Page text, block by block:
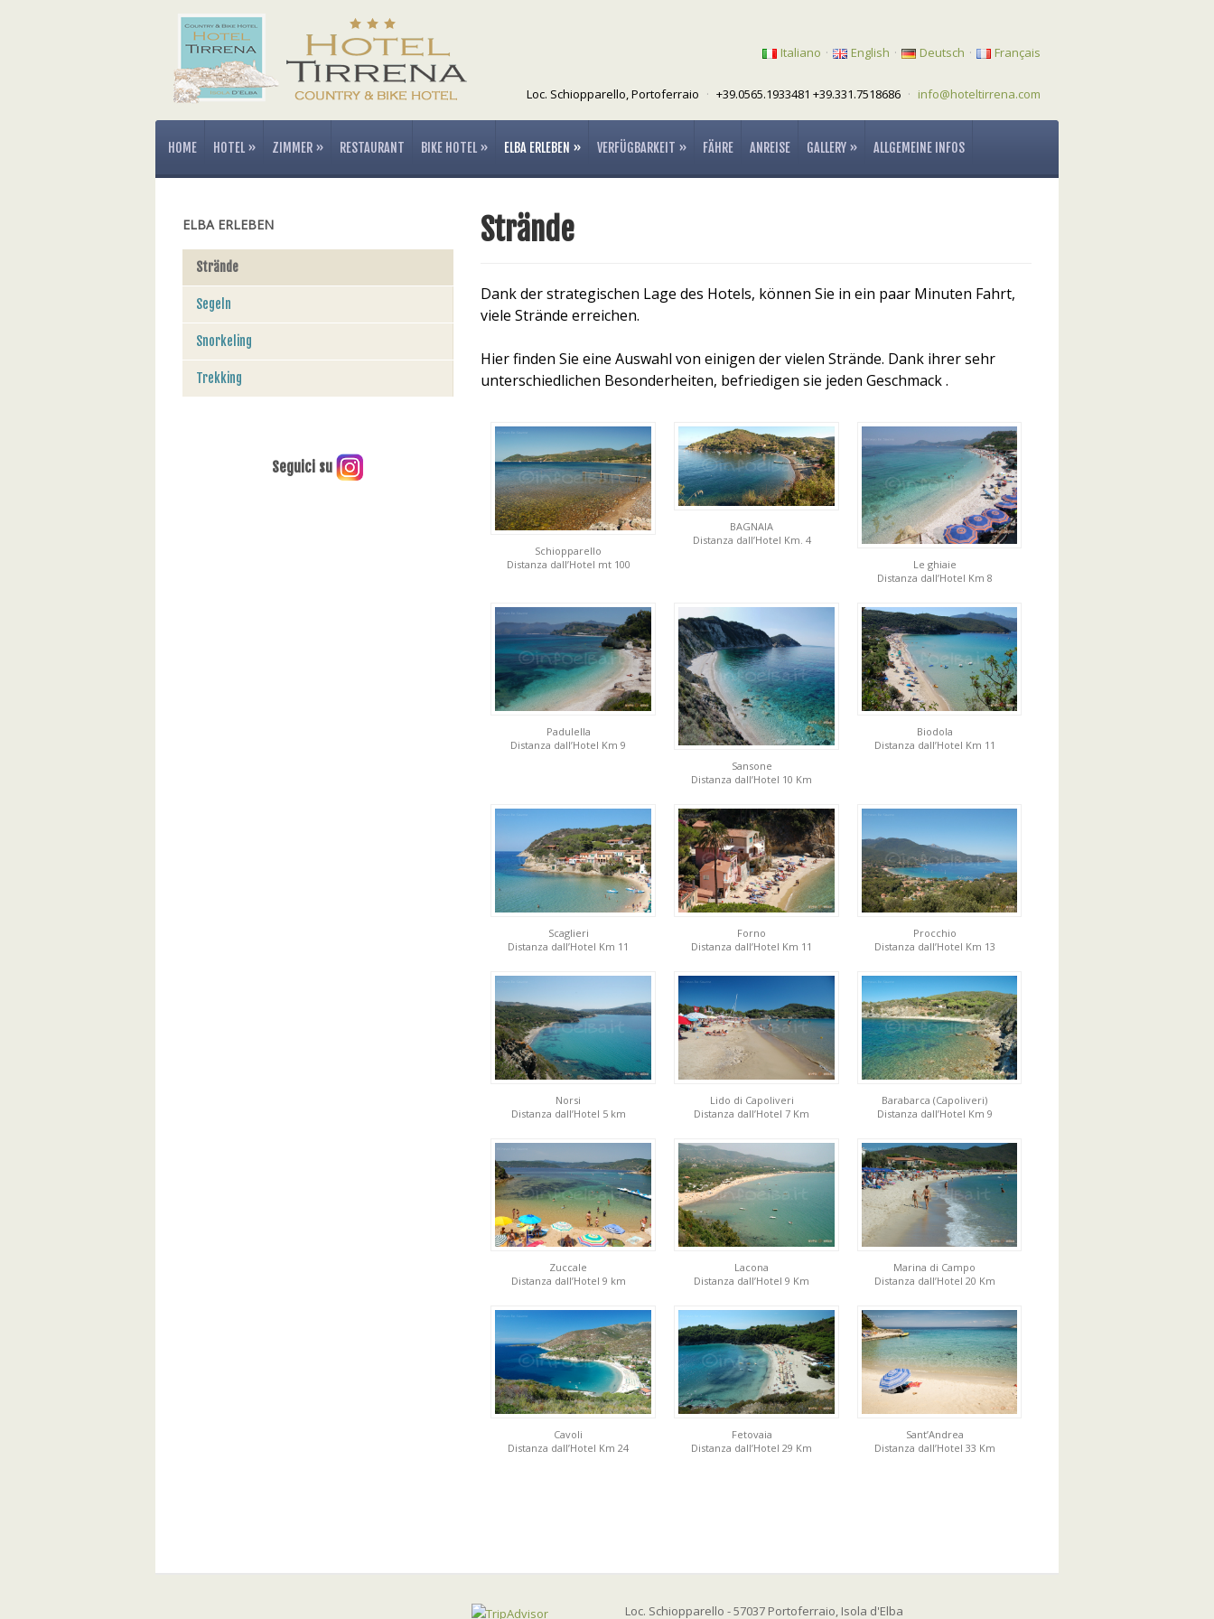
Italiano · English · Deutsch · Français
Loc. Schiopparello, Portoferraio · +39.0565.1933481 +39.331.7518686 · info@hoteltirrena.com
HOME HOTEL » ZIMMER » RESTAURANT BIKE HOTEL » ELBA ERLEBEN » VERFÜGBARKEIT » FÄHRE ANREISE GALLERY » ALLGEMEINE INFOS
Strände
Dank der strategischen Lage des Hotels, können Sie in ein paar Minuten Fahrt,
viele Strände erreichen.
Hier finden Sie eine Auswahl von einigen der vielen Strände. Dank ihrer sehr
unterschiedlichen Besonderheiten, befriedigen sie jeden Geschmack .
Schiopparello
Distanza dall’Hotel mt 100
BAGNAIA
Distanza dall’Hotel Km. 4
Le ghiaie
Distanza dall’Hotel Km 8
Padulella
Distanza dall’Hotel Km 9
Sansone
Distanza dall’Hotel 10 Km
Biodola
Distanza dall’Hotel Km 11
Scaglieri
Distanza dall’Hotel Km 11
Forno
Distanza dall’Hotel Km 11
Procchio
Distanza dall’Hotel Km 13
Norsi
Distanza dall’Hotel 5 km
Lido di Capoliveri
Distanza dall’Hotel 7 Km
Barabarca (Capoliveri)
Distanza dall’Hotel Km 9
Zuccale
Distanza dall’Hotel 9 km
Lacona
Distanza dall’Hotel 9 Km
Marina di Campo
Distanza dall’Hotel 20 Km
Cavoli
Distanza dall’Hotel Km 24
Fetovaia
Distanza dall’Hotel 29 Km
Sant’Andrea
Distanza dall’Hotel 33 Km
ELBA ERLEBEN
Strände
Segeln
Snorkeling
Trekking
Seguici su
Loc. Schiopparello - 57037 Portoferraio, Isola d'Elba